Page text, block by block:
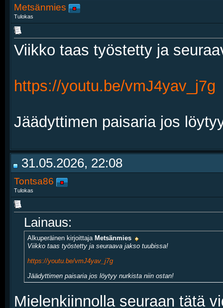
Metsänmies
Tulokas
Viikko taas työstetty ja
https://youtu.be/vmJ4yav_j7g
Jäädyttimen paisaria jos
31.05.2026, 22:08
Tontsa86
Tulokas
Lainaus:
Alkuperäinen kirjoittaja Metsänmies
Viikko taas työstetty ja seuraava jakso tuubissa!
https://youtu.be/vmJ4yav_j7g
Jäädyttimen paisaria jos löytyy nurkista niin ostan!
Mielenkiinnolla seuraan tätä